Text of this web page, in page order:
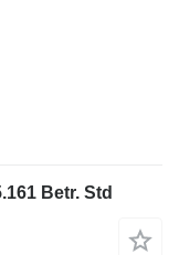
Betr. Std